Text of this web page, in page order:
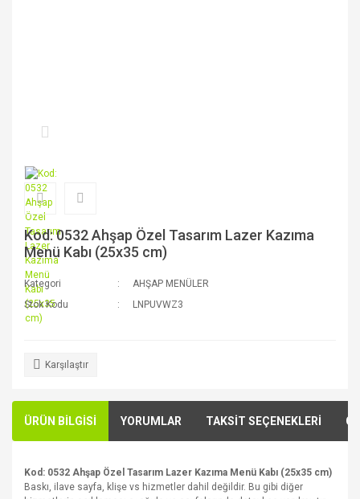
Kod: 0532 Ahşap Özel Tasarım Lazer Kazıma
Menü Kabı (25x35 cm)
Kategori
AHŞAP MENÜLER
Stok Kodu
LNPUVWZ3
Karşılaştır
ÜRÜN BİLGİSİ YORUMLAR TAKSİT SEÇENEKLERİ
Kod: 0532 Ahşap Özel Tasarım Lazer Kazıma Menü Kabı (25x35 cm)
Baskı, ilave sayfa, klişe vs hizmetler dahil değildir. Bu gibi diğer